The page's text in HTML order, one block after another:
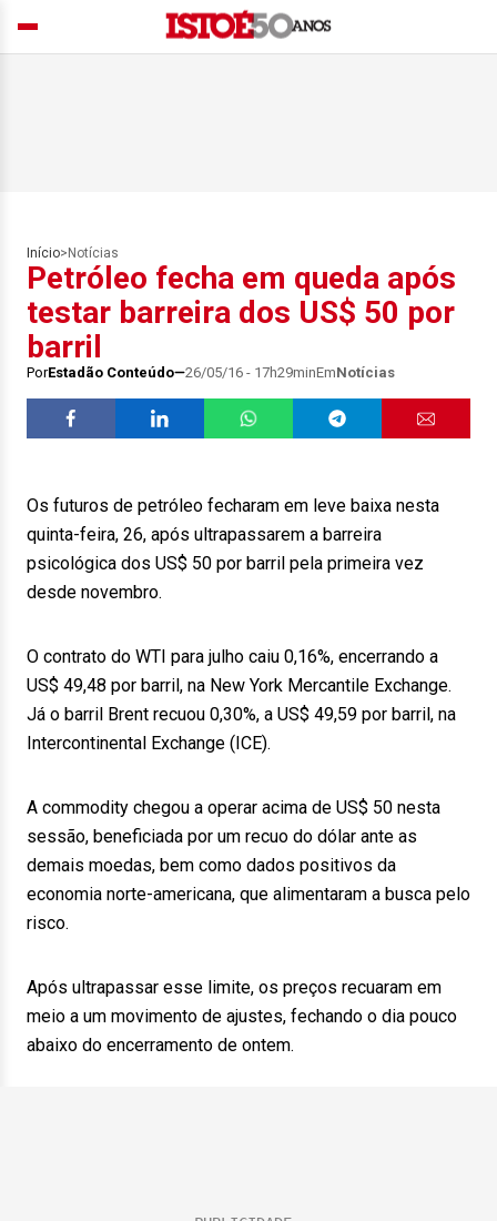
Início> Notícias
Petróleo fecha em queda após
testar barreira dos US$ 50 por
barril
PorEstadão Conteúdo 26/05/16 - 17h29minEmNotícias
Os futuros de petróleo fecharam em leve baixa nesta
quinta-feira, 26, após ultrapassarem a barreira
psicológica dos US$ 50 por barril pela primeira vez
desde novembro.
O contrato do WTI para julho caiu 0,16%, encerrando a
US$ 49,48 por barril, na New York Mercantile Exchange.
Já o barril Brent recuou 0,30%, a US$ 49,59 por barril, na
Intercontinental Exchange (ICE).
A commodity chegou a operar acima de US$ 50 nesta
sessão, beneficiada por um recuo do dólar ante as
demais moedas, bem como dados positivos da
economia norte-americana, que alimentaram a busca pelo
risco.
Após ultrapassar esse limite, os preços recuaram em
meio a um movimento de ajustes, fechando o dia pouco
abaixo do encerramento de ontem.